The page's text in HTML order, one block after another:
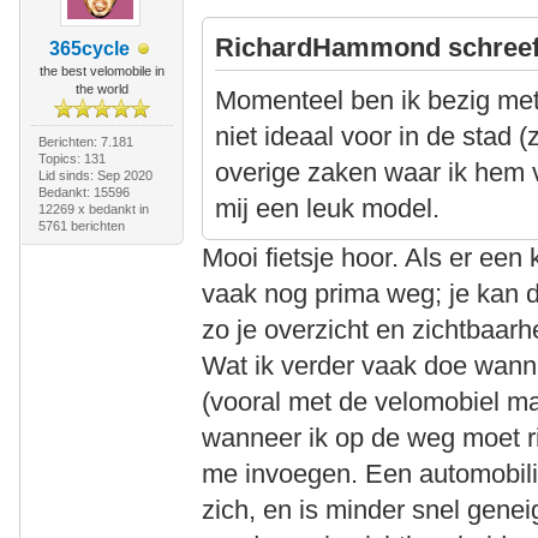
365cycle
the best velomobile in
the world
Berichten: 7.181
Topics: 131
Lid sinds: Sep 2020
Bedankt: 15596
12269 x bedankt in
5761 berichten
RichardHammond
Momenteel ben ik bezig
niet ideaal voor in de stad
overige zaken waar ik
mij een leuk model.
Mooi fietsje hoor. Als er een
vaak nog prima weg; je kan
zo je overzicht en
Wat ik verder vaak doe
(vooral met de velomobiel
wanneer ik op de weg moet
me invoegen. Een
zich, en is minder snel